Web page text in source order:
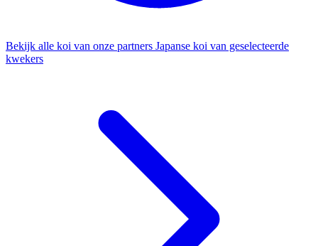
Bekijk alle koi van onze partners Japanse koi van geselecteerde
kwekers